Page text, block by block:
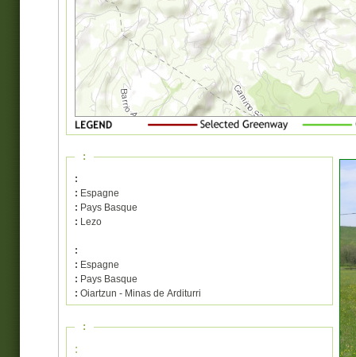
:
:
: Espagne
: Pays Basque
: Lezo
:
: Espagne
: Pays Basque
:
Oiartzun - Minas de Arditurri
:
: